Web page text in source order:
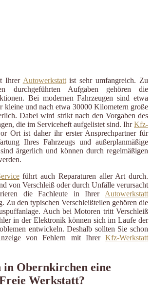
Ihrer Autowerkstattist sehr umfangreich. Zu
durchgeführten Aufgaben gehören die
Bei modernen Fahrzeugen sind etwa
kleine und nach etwa 30000 Kilometern große
Dabei wird strikt nach den Vorgaben des
die im Serviceheft aufgelistet sind. IhrKfz-
Ort ist daher ihr erster Ansprechpartner für
Ihres Fahrzeugs und außerplanmäßige
ärgerlich und können durch regelmäßigen
führt auch Reparaturen aller Art durch.
von Verschleiß oder durch Unfälle verursacht
die Fachleute in Ihrer Autowerkstatt
Zu den typischen Verschleißteilen gehören die
Auch bei Motoren tritt Verschleiß
in der Elektronik können sich im Laufe der
entwickeln. Deshalb sollten Sie schon
von Fehlern mit Ihrer Kfz-Werkstatt
in Obernkirchen eine
Werkstatt?